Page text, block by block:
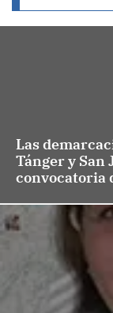
Las
Tánger y San
convocatoria